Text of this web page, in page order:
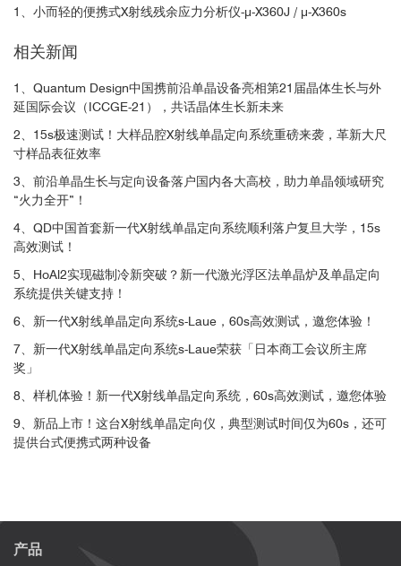
1、小而轻的便携式X射线残余应力分析仪-μ-X360J / μ-X360s
相关新闻
1、Quantum Design中国携前沿单晶设备亮相第21届晶体生长与外
延国际会议（ICCGE-21），共话晶体生长新未来
2、15s极速测试！大样品腔X射线单晶定向系统重磅来袭，革新大尺
寸样品表征效率
3、前沿单晶生长与定向设备落户国内各大高校，助力单晶领域研究
“火力全开”！
4、QD中国首套新一代X射线单晶定向系统顺利落户复旦大学，15s
高效测试！
5、HoAl2实现磁制冷新突破？新一代激光浮区法单晶炉及单晶定向
系统提供关键支持！
6、新一代X射线单晶定向系统s-Laue，60s高效测试，邀您体验！
7、新一代X射线单晶定向系统s-Laue荣获「日本商工会议所主席
奖」
8、样机体验！新一代X射线单晶定向系统，60s高效测试，邀您体验
9、新品上市！这台X射线单晶定向仪，典型测试时间仅为60s，还可
提供台式便携式两种设备
产品